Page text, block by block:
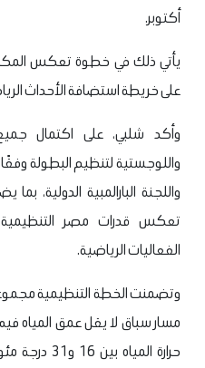
أكتوبر.
يأتي ذلك في خطوة تعكس
على خريطة استضافة الأحداث
وأكد شلبي، على اكتمال جميع
واللوجستية لتنظيم البطولة وفقًا
واللجنة البارالمبية الدولية،
تعكس قدرات مصر
الفعاليات الرياضية.
وتضمنت الخطة التنظيمية مجموعة
حرارة